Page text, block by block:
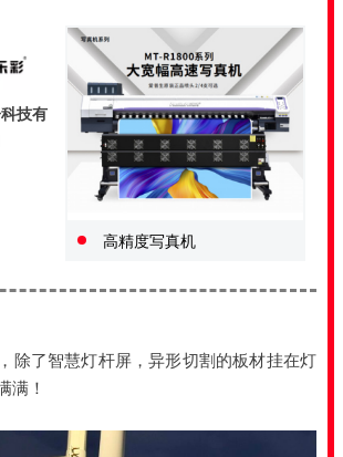
技有
高精度写真机
除了智慧灯杆屏，异形切割的板材挂在灯
满！